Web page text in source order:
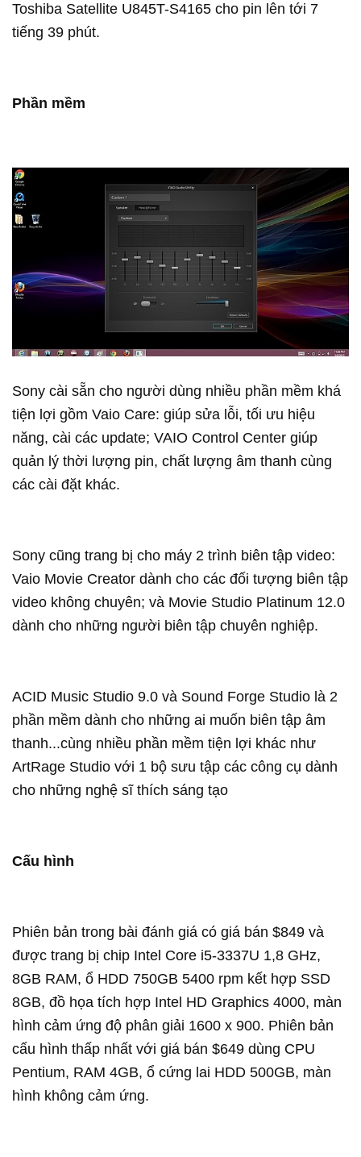
Toshiba Satellite U845T-S4165 cho pin lên tới 7
tiếng 39 phút.
Phần mềm
Sony cài sẵn cho người dùng nhiều phần mềm khá
tiện lợi gồm Vaio Care: giúp sửa lỗi, tối ưu hiệu
năng, cài các update; VAIO Control Center giúp
quản lý thời lượng pin, chất lượng âm thanh cùng
các cài đặt khác.
Sony cũng trang bị cho máy 2 trình biên tập video:
Vaio Movie Creator dành cho các đối tượng biên tập
video không chuyên; và Movie Studio Platinum 12.0
dành cho những người biên tập chuyên nghiệp.
ACID Music Studio 9.0 và Sound Forge Studio là 2
phần mềm dành cho những ai muốn biên tập âm
thanh...cùng nhiều phần mềm tiện lợi khác như
ArtRage Studio với 1 bộ sưu tập các công cụ dành
cho những nghệ sĩ thích sáng tạo
Cấu hình
Phiên bản trong bài đánh giá có giá bán $849 và
được trang bị chip Intel Core i5-3337U 1,8 GHz,
8GB RAM, ổ HDD 750GB 5400 rpm kết hợp SSD
8GB, đồ họa tích hợp Intel HD Graphics 4000, màn
hình cảm ứng độ phân giải 1600 x 900. Phiên bản
cấu hình thấp nhất với giá bán $649 dùng CPU
Pentium, RAM 4GB, ổ cứng lai HDD 500GB, màn
hình không cảm ứng.